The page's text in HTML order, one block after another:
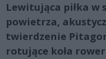
Lewitująca piłka w
powietrza,
twierdzenie
rotujące koła